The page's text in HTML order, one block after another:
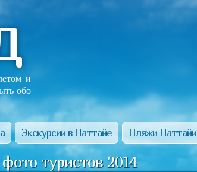
и
обо
Экскурсии в Паттайе Пляжи Паттайи
туристов 2014